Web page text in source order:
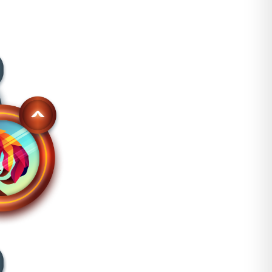
reflectantes . La construcción triple en molde
envolvente y múltiples posiciones